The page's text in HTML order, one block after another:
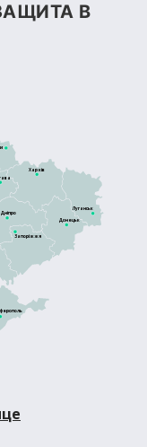
В
Дніпро
Харків
Запоріжжя
Донецьк
Луганськ